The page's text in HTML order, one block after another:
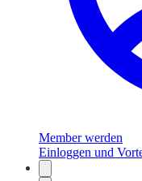
Member werden
Einloggen und